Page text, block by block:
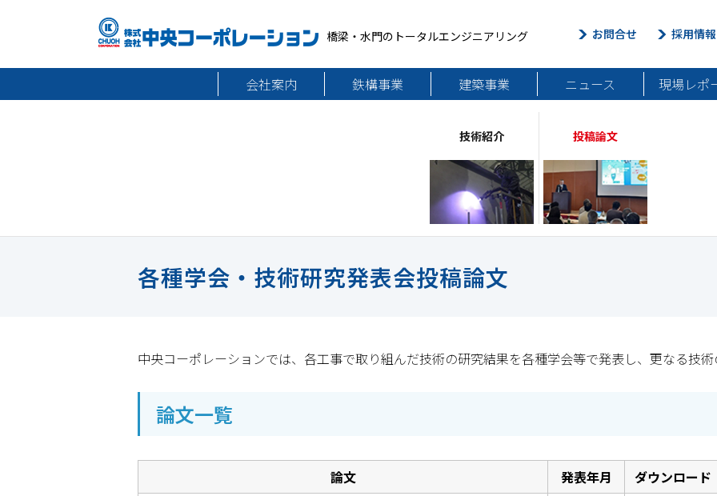
橋梁・水門のトータルエンジニアリング お問合せ 採用情報
会社案内 鉄構事業 建築事業 ニュース 現場レポ
技術紹介 投稿論文
各種学会・技術研究発表会投稿論文
中央コーポレーションでは、各工事で取り組んだ技術の研究結果を各種学会等で発表し、更なる技
論文一覧
論文 発表年月 ダウンロード